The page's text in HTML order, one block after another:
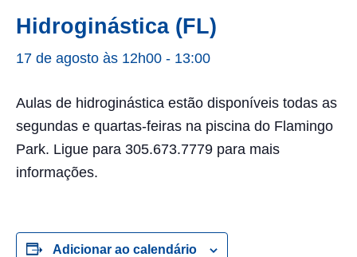
Hidroginástica (FL)
17 de agosto às 12h00 - 13:00
Aulas de hidroginástica estão disponíveis todas as
segundas e quartas-feiras na piscina do Flamingo
Park. Ligue para 305.673.7779 para mais
informações.
Adicionar ao calendário